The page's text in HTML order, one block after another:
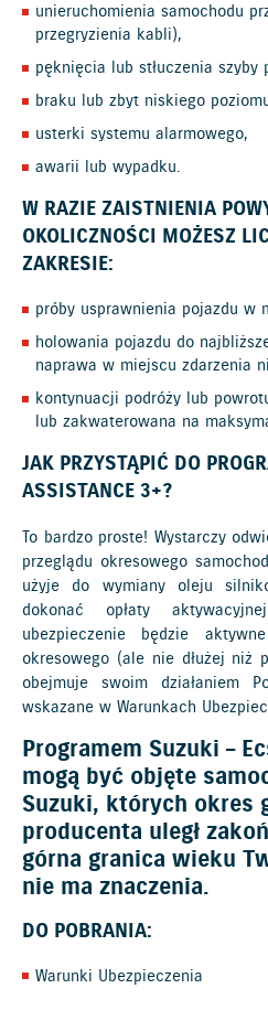
unieruchomienia samochodu
przegryzienia kabli),
pęknięcia lub stłuczenia szyby
braku lub zbyt niskiego
usterki systemu alarmowego,
awarii lub wypadku.
W RAZIE ZAISTNIENIA
OKOLICZNOŚCI MOŻESZ
ZAKRESIE:
próby usprawnienia pojazdu w
holowania pojazdu do
naprawa w miejscu zdarzenia
kontynuacji podróży lub
lub zakwaterowana na
JAK PRZYSTĄPIĆ DO
ASSISTANCE 3+?
To bardzo proste! Wystarczy
przeglądu okresowego
użyje do wymiany oleju
dokonać opłaty
ubezpieczenie będzie
okresowego (ale nie dłużej niż
obejmuje swoim działaniem
wskazane w Warunkach
Programem Suzuki –
mogą być objęte
Suzuki, których okres
producenta uległ
górna granica wieku
nie ma znaczenia.
DO POBRANIA:
Warunki Ubezpieczenia